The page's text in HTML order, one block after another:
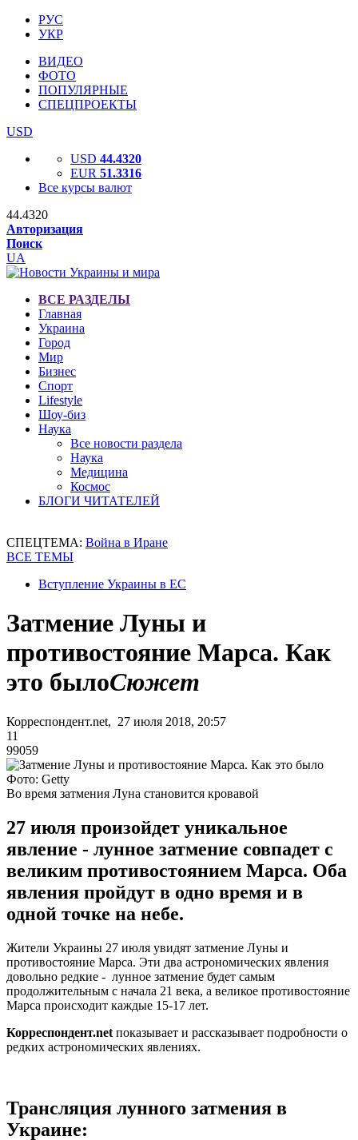
РУС
УКР
ВИДЕО
ФОТО
ПОПУЛЯРНЫЕ
СПЕЦПРОЕКТЫ
USD
USD 44.4320
EUR 51.3316
Все курсы валют
44.4320
Авторизация
Поиск
UA
ВСЕ РАЗДЕЛЫ
Главная
Украина
Город
Мир
Бизнес
Спорт
Lifestyle
Шоу-биз
Наука
Все новости раздела
Наука
Медицина
Космос
БЛОГИ ЧИТАТЕЛЕЙ
СПЕЦТЕМА: Война в Иране
ВСЕ ТЕМЫ
Вступление Украины в ЕС
Затмение Луны и
противостояние Марса. Как
это былоСюжет
Корреспондент.net, 27 июля 2018, 20:57
11
99059
Фото: Getty
Во время затмения Луна становится кровавой
27 июля произойдет уникальное
явление - лунное затмение совпадет с
великим противостоянием Марса. Оба
явления пройдут в одно время и в
одной точке на небе.
Жители Украины 27 июля увидят затмение Луны и
противостояние Марса. Эти два астрономических явления
довольно редкие - лунное затмение будет самым
продолжительным с начала 21 века, а великое противостояние
Марса происходит каждые 15-17 лет.
Корреспондент.net показывает и рассказывает подробности о
редких астрономических явлениях.
Трансляция лунного затмения в
Украине: